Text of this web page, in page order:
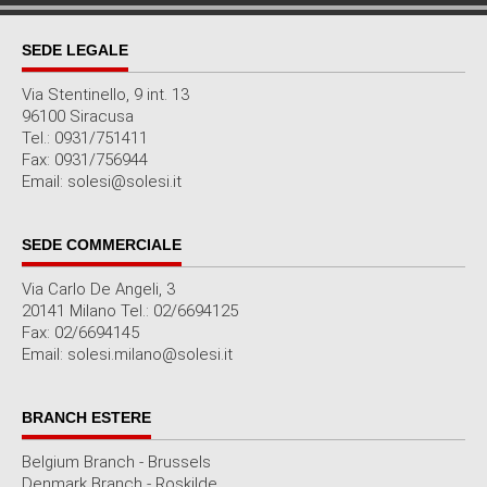
SEDE LEGALE
Via Stentinello, 9 int. 13
96100 Siracusa
Tel.: 0931/751411
Fax: 0931/756944
Email: solesi@solesi.it
SEDE COMMERCIALE
Via Carlo De Angeli, 3
20141 Milano Tel.: 02/6694125
Fax: 02/6694145
Email: solesi.milano@solesi.it
BRANCH ESTERE
Belgium Branch - Brussels